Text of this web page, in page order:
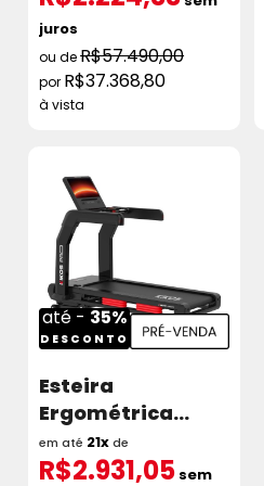
R$57.490,00
R$37.368,80
à vista
juros
até - 35%
DESCONTO
Esteira
Ergométrica
Kikos KX10000ic
7.0 HP 20km/h
em até 21xde
R$2.931,05 sem